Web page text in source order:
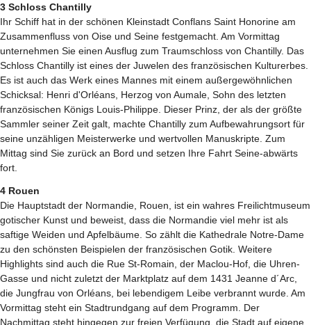
3 Schloss Chantilly
Ihr Schiff hat in der schönen Kleinstadt Conflans Saint Honorine am
Zusammenfluss von Oise und Seine festgemacht. Am Vormittag
unternehmen Sie einen Ausflug zum Traumschloss von Chantilly. Das
Schloss Chantilly ist eines der Juwelen des französischen Kulturerbes.
Es ist auch das Werk eines Mannes mit einem außergewöhnlichen
Schicksal: Henri d'Orléans, Herzog von Aumale, Sohn des letzten
französischen Königs Louis-Philippe. Dieser Prinz, der als der größte
Sammler seiner Zeit galt, machte Chantilly zum Aufbewahrungsort für
seine unzähligen Meisterwerke und wertvollen Manuskripte. Zum
Mittag sind Sie zurück an Bord und setzen Ihre Fahrt Seine-abwärts
fort.
4 Rouen
Die Hauptstadt der Normandie, Rouen, ist ein wahres Freilichtmuseum
gotischer Kunst und beweist, dass die Normandie viel mehr ist als
saftige Weiden und Apfelbäume. So zählt die Kathedrale Notre-Dame
zu den schönsten Beispielen der französischen Gotik. Weitere
Highlights sind auch die Rue St-Romain, der Maclou-Hof, die Uhren-
Gasse und nicht zuletzt der Marktplatz auf dem 1431 Jeanne d´Arc,
die Jungfrau von Orléans, bei lebendigem Leibe verbrannt wurde. Am
Vormittag steht ein Stadtrundgang auf dem Programm. Der
Nachmittag steht hingegen zur freien Verfügung, die Stadt auf eigene